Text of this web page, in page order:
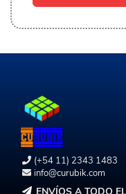
(+54 11) 2343 1483
info@curubik.com
ENVÍOS A TODO